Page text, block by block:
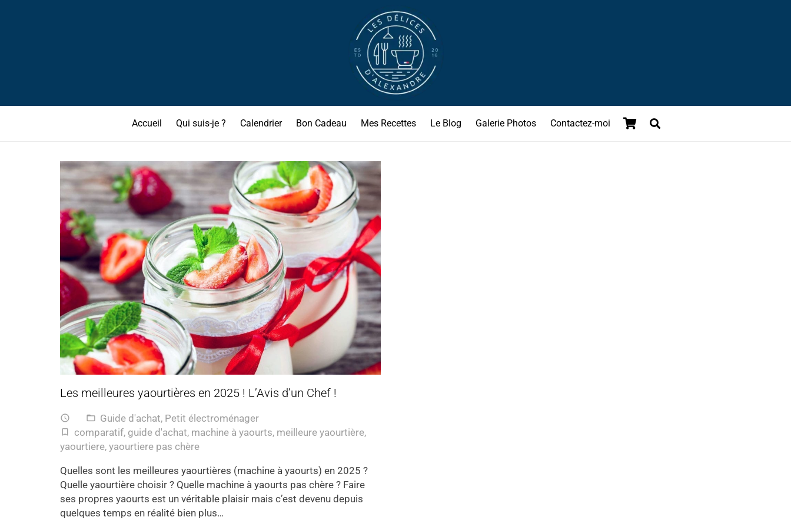
Accueil Qui suis-je ? Calendrier Bon Cadeau Mes Recettes Le Blog Galerie Photos Contactez-moi
Les meilleures yaourtières en 2025 ! L’Avis d’un Chef !
access_time folder_open Guide d'achat, Petit électroménager
turned_in_not comparatif, guide d'achat, machine à yaourts, meilleure yaourtière,
yaourtiere, yaourtiere pas chère
Quelles sont les meilleures yaourtières (machine à yaourts) en 2025 ?
Quelle yaourtière choisir ? Quelle machine à yaourts pas chère ? Faire
ses propres yaourts est un véritable plaisir mais c’est devenu depuis
quelques temps en réalité bien plus…